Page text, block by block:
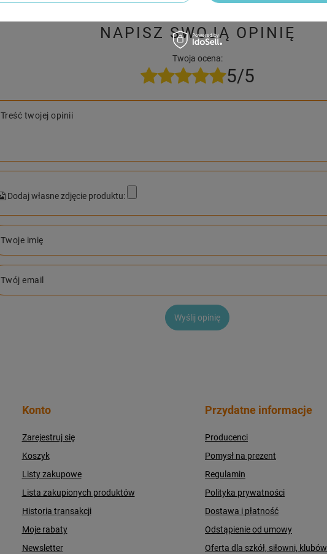
NAPISZ SWOJĄ OPINIĘ
Twoja ocena:
5/5
Treść twojej opinii
Dodaj własne zdjęcie produktu:
Twoje imię
Twój email
Wyślij opinię
Konto
Zarejestruj się
Koszyk
Listy zakupowe
Lista zakupionych produktów
Historia transakcji
Moje rabaty
Newsletter
Przydatne informacje
Producenci
Pomysł na prezent
Regulamin
Polityka prywatności
Dostawa i płatność
Odstąpienie od umowy
Oferta dla szkół, siłowni, klubów